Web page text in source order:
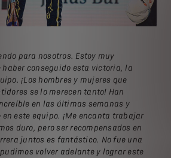
para nosotros. Estoy muy
haber conseguido esta victoria, la
¡Los hombres y mujeres que
se lo merecen tanto! Han
en las últimas semanas y
este equipo. ¡Me encanta trabajar
duro, pero ser recompensados en
juntos es fantástico. No fue una
volver adelante y lograr este